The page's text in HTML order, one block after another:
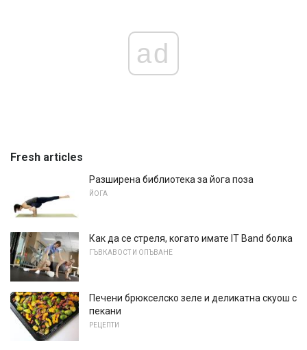
ad
Fresh articles
Разширена библиотека за йога поза
ЙОГА
Как да се стреля, когато имате IT Band болка
ГЪВКАВОСТ И ОПЪВАНЕ
Печени брюкселско зеле и деликатна скуош с
пекани
РЕЦЕПТИ